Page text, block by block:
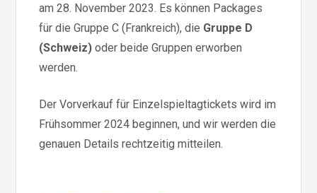
am 28. November 2023. Es können Packages
für die Gruppe C (Frankreich), die Gruppe D
(Schweiz) oder beide Gruppen erworben
werden.
Der Vorverkauf für Einzelspieltagtickets wird im
Frühsommer 2024 beginnen, und wir werden die
genauen Details rechtzeitig mitteilen.